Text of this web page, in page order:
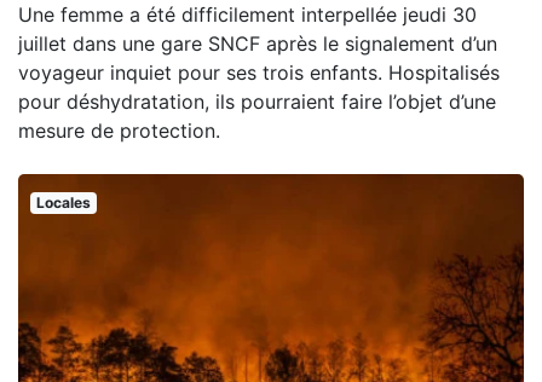
Une femme a été difficilement interpellée jeudi 30
juillet dans une gare SNCF après le signalement d’un
voyageur inquiet pour ses trois enfants. Hospitalisés
pour déshydratation, ils pourraient faire l’objet d’une
mesure de protection.
Locales